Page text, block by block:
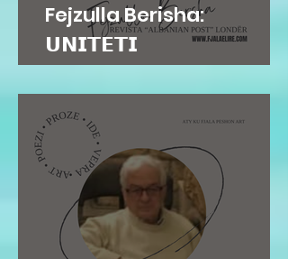
Fejzulla Berisha:
𝗨𝗡𝗜𝗧𝗘𝗧𝗜
𝗜𝗡𝗦𝗧𝗜𝗧𝗨𝗖𝗜𝗢𝗡𝗔𝗟...